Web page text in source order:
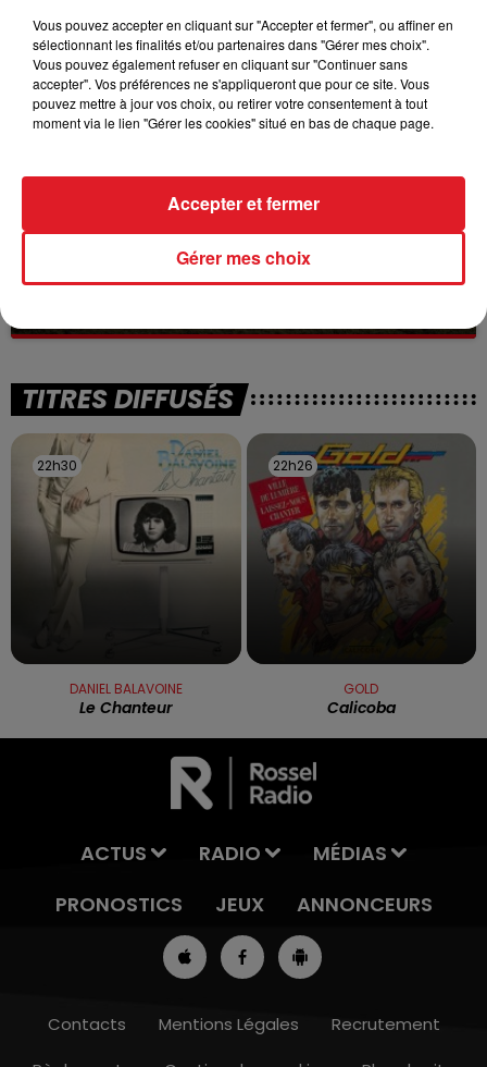
VOLONTAIRE EN COURS, APRÈS LA...
Selon les premiers éléments, le logement servait
à des prostituées
WINGLES: UN JEUNE PERD LA VIE, NOYÉ À
La victime a coulé à pic
TITRES DIFFUSÉS
22h30
22h30
DANIEL BALAVOINE
Le Chanteur
22h26
22h26
GOLD
Calicoba
ACTUS RADIO
MÉDIAS
PRONOSTICS
JEUX ANNONCEURS
Contacts Mentions Légales
Recrutement
Vous pouvez accepter en cliquant sur "Accepter et fermer", ou affiner en
sélectionnant les finalités et/ou partenaires dans "Gérer mes choix".
Vous pouvez également refuser en cliquant sur "Continuer sans
accepter". Vos préférences ne s'appliqueront que pour ce site. Vous
pouvez mettre à jour vos choix, ou retirer votre consentement à tout
moment via le lien "Gérer les cookies" situé en bas de chaque page.
Gérer mes choix
Accepter et fermer